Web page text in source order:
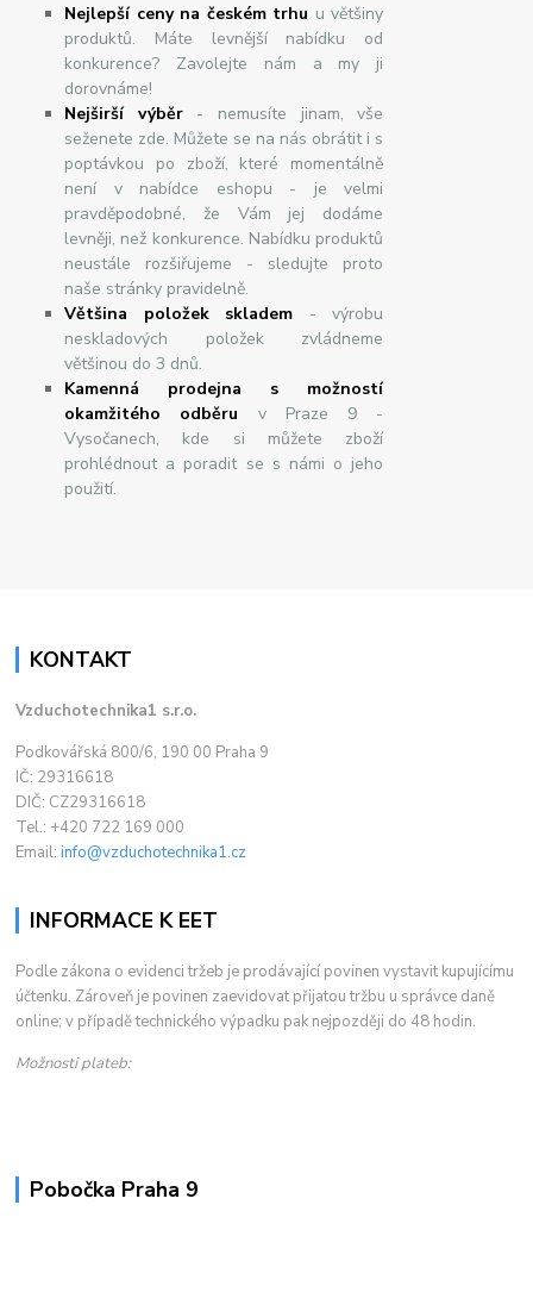
Nejlepší ceny na českém trhu u většiny
produktů. Máte levnější nabídku od
konkurence? Zavolejte nám a my ji
dorovnáme!
Nejširšívýběr- nemusíte jinam, vše
seženete zde. Můžete se na nás obrátit i s
poptávkou po zboží, které momentálně
není v nabídce eshopu - je velmi
pravděpodobné, že Vám jej dodáme
levněji, než konkurence. Nabídku produktů
neustále rozšiřujeme - sledujte proto
naše stránky pravidelně.
Většina položek skladem - výrobu
neskladových položek zvládneme
většinou do 3 dnů.
Kamenná prodejna s možností
okamžitého odběru v Praze 9 -
Vysočanech, kde si můžete zboží
prohlédnout a poradit se s námi o jeho
použití.
KONTAKT
Vzduchotechnika1 s.r.o.
Podkovářská 800/6, 190 00 Praha 9
IČ: 29316618
DIČ: CZ29316618
Tel.: +420 722 169 000
Email:info@vzduchotechnika1.cz
INFORMACE K EET
Podle zákona o evidenci tržeb je prodávající povinen vystavit kupujícímu
účtenku. Zároveň je povinen zaevidovat přijatou tržbu u správce daně
online; v případě technického výpadku pak nejpozději do 48 hodin.
Možnosti plateb:
Pobočka Praha 9